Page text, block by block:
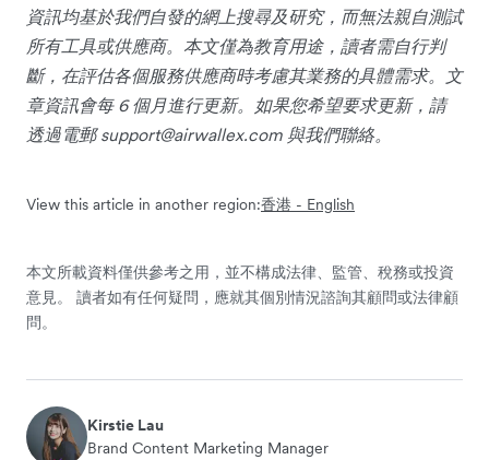
資訊均基於我們自發的網上搜尋及研究，而無法親自測試
所有工具或供應商。本文僅為教育用途，讀者需自行判
斷，在評估各個服務供應商時考慮其業務的具體需求。文
章資訊會每 6 個月進行更新。如果您希望要求更新，請
透過電郵support@airwallex.com 與我們聯絡。
View this article in another region:香港 - English
本文所載資料僅供參考之用，並不構成法律、監管、稅務或投資
意見。 讀者如有任何疑問，應就其個別情況諮詢其顧問或法律顧
問。
Kirstie Lau
Brand Content Marketing Manager